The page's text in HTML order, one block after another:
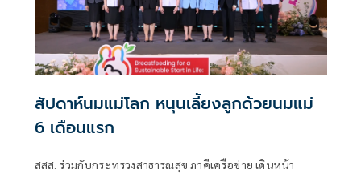
สัปดาห์นมแม่โลก หนุนเลี้ยงลูกด้วยนมแม่
6 เดือนแรก
สสส. ร่วมกับกระทรวงสาธารณสุข ภาคีเครือข่าย เดินหน้า